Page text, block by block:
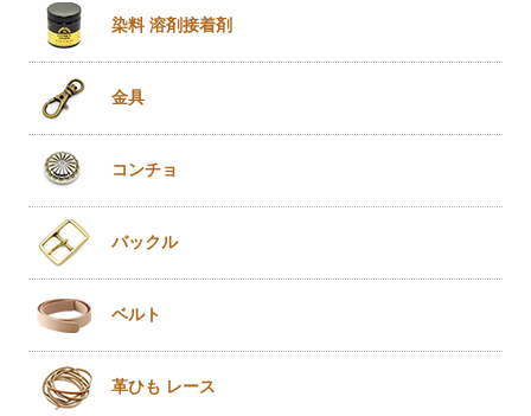
染料 溶剤接着剤
金具
コンチョ
バックル
ベルト
革ひも レース